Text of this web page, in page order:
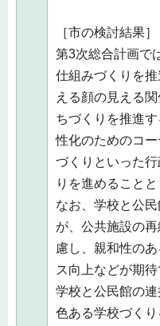
［市の検討結果］
第3次総合計画で
仕組みづくりを
える顔の見える
ちづくりを推進
性化のためのコ
づくりといった
りを進めることと
なお、学校と公
が、公共施設の
慮し、親和性の
ス向上などが期
学校と公民館の
色ある学校づく